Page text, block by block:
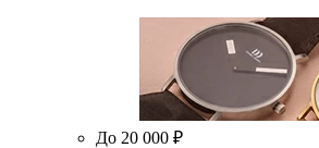
До 20 000 ₽